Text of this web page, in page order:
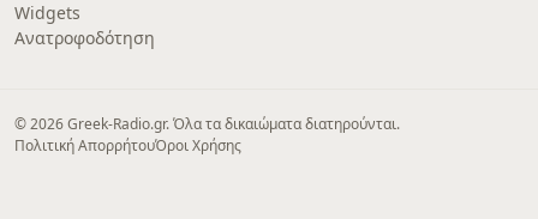
Widgets
Ανατροφοδότηση
© 2026 Greek-Radio.gr. Όλα τα δικαιώματα διατηρούνται.
Πολιτική ΑπορρήτουΌροι Χρήσης